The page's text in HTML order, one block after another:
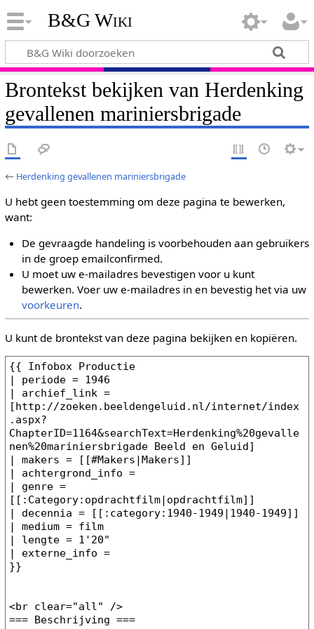
B&G Wiki
Brontekst bekijken van Herdenking
gevallenen mariniersbrigade
← Herdenking gevallenen mariniersbrigade
U hebt geen toestemming om deze pagina te bewerken,
want:
De gevraagde handeling is voorbehouden aan gebruikers
in de groep emailconfirmed.
U moet uw e-mailadres bevestigen voor u kunt
bewerken. Voer uw e-mailadres in en bevestig het via uw
voorkeuren.
U kunt de brontekst van deze pagina bekijken en kopiëren.